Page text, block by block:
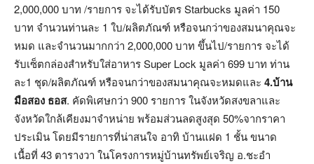
2,000,000 บาท /รายการ จะได้รับบัตร Starbucks มูลค่า 150
บาท จำนวนท่านละ 1 ใบ/ผลิตภัณฑ์ หรือจนกว่าของสมนาคุณจะ
หมด และจำนวนมากกว่า 2,000,000 บาท ขึ้นไป/รายการ จะได้
รับเซ็ตกล่องสำหรับใส่อาหาร Super Lock มูลค่า 699 บาท ท่าน
ละ1 ชุด/ผลิตภัณฑ์ หรือจนกว่าของสมนาคุณจะหมดและ 4.บ้าน
มือสอง ธอส. คัดพิเศษกว่า 900 รายการ ในจังหวัดสงขลาและ
จังหวัดใกล้เคียงมาจำหน่าย พร้อมส่วนลดสูงสุด 50%จากราคา
ประเมิน โดยมีรายการที่น่าสนใจ อาทิ บ้านแฝด 1 ชั้น ขนาด
เนื้อที่ 43 ตารางวา ในโครงการหมู่บ้านทรัพย์เจริญ อ.ชะอำ